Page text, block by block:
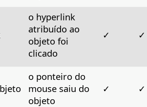
o hyperlink
atribuído ao
objeto foi
clicado
✓ ✓
o ponteiro do
mouse saiu do
objeto
✓ ✓